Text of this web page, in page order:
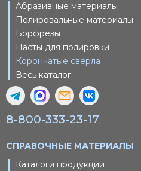
Абразивные материалы
Полировальные материалы
Борфрезы
Пасты для полировки
Корончатые сверла
Весь каталог
8-800-333-23-17
СПРАВОЧНЫЕ МАТЕРИАЛЫ
Каталоги продукции